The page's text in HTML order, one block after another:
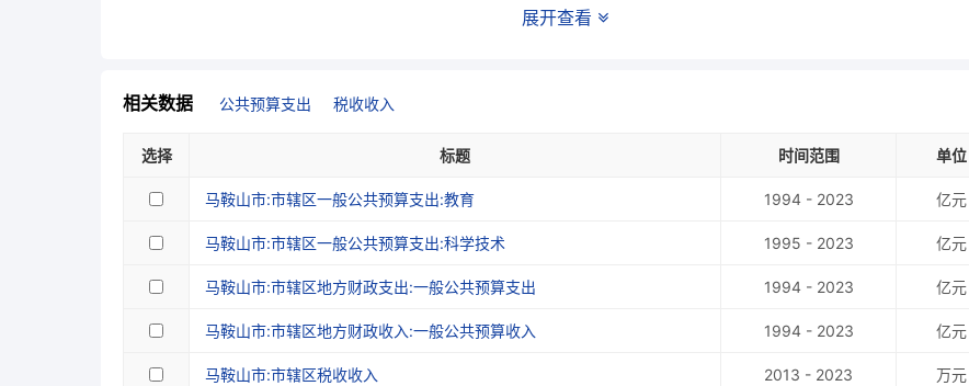
2002
展开查看
相关数据 公共预算支出 税收收入
选择 标题 时间范围 单位
马鞍山市:市辖区一般公共预算支出:教育 1994 - 2023 亿元
马鞍山市:市辖区一般公共预算支出:科学技术 1995 - 2023 亿元
马鞍山市:市辖区地方财政支出:一般公共预算支出 1994 - 2023 亿元
马鞍山市:市辖区地方财政收入:一般公共预算收入 1994 - 2023 亿元
马鞍山市:市辖区税收收入 2013 - 2023 万元